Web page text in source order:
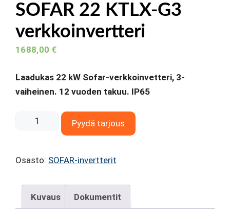
SOFAR 22 KTLX-G3
verkkoinvertteri
1688,00 €
Laadukas 22 kW Sofar-verkkoinvetteri, 3-
vaiheinen. 12 vuoden takuu. IP65
SOFAR
G3
Pyydä tarjous
Osasto: SOFAR-invertterit
Kuvaus Dokumentit